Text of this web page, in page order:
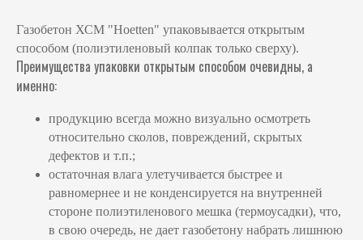
Газобетон ХСМ "Hoetten" упаковывается открытым
способом (полиэтиленовый колпак только сверху).
Преимущества упаковки открытым способом очевидны, а
именно:
продукцию всегда можно визуально осмотреть
относительно сколов, повреждений, скрытых
дефектов и т.п.;
остаточная влага улетучивается быстрее и
равномернее и не конденсируется на внутренней
стороне полиэтиленового мешка (термоусадки), что,
в свою очередь, не дает газобетону набрать лишнюю